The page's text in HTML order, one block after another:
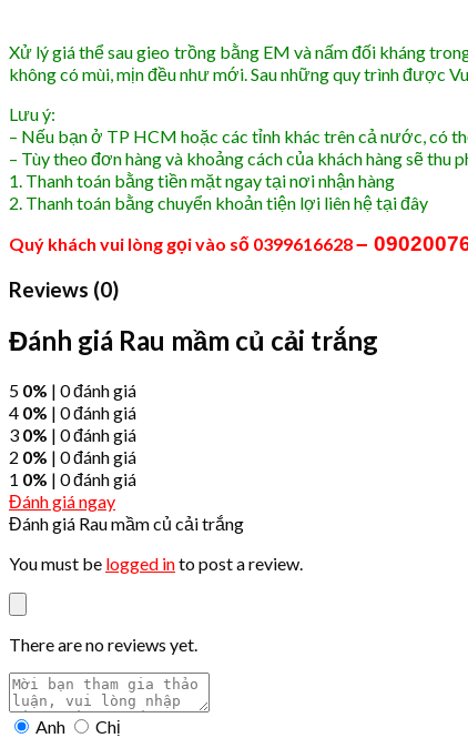
Xử lý giá thể sau gieo trồng bằng EM và nấm đối kháng
không có mùi, mịn đều như mới. Sau những quy trình được
Lưu ý:
– Nếu bạn ở TP HCM hoặc các tỉnh khác trên cả nước, có
– Tùy theo đơn hàng và khoảng cách của khách hàng sẽ thu
1. Thanh toán bằng tiền mặt ngay tại nơi nhận hàng
2. Thanh toán bằng chuyển khoản tiện lợi liên hệ tại đây
Quý khách vui lòng gọi vào số 0399616628–
Reviews (0)
Đánh giá Rau mầm củ cải trắng
5 0% | 0 đánh giá
4 0% | 0 đánh giá
3 0% | 0 đánh giá
2 0% | 0 đánh giá
1 0% | 0 đánh giá
Đánh giá ngay
Đánh giá Rau mầm củ cải trắng
You must be logged into post a review.
There are no reviews yet.
Anh Chị